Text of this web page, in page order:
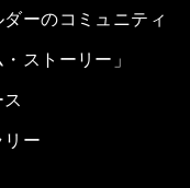
ーのコミュニティ
ストーリー」
ー